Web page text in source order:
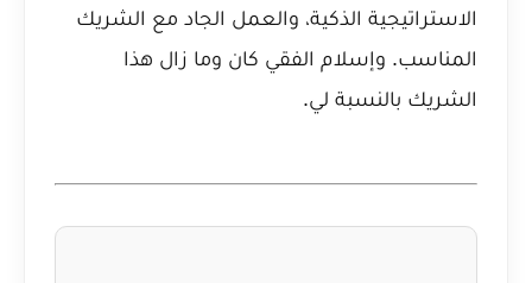
الاستراتيجية الذكية، والعمل الجاد مع الشريك
المناسب. وإسلام الفقي كان وما زال هذا
الشريك بالنسبة لي.